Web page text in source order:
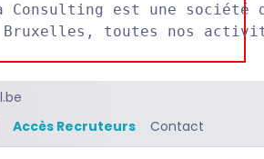
Consulting est une
Accès Recruteurs Contact